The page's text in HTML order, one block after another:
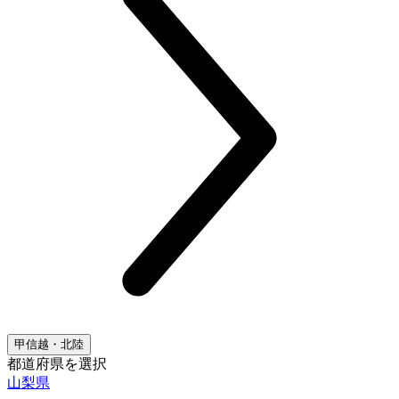
甲信越・北陸
都道府県を選択
山梨県